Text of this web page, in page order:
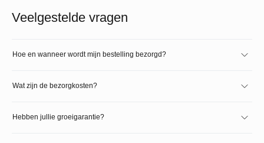
Veelgestelde vragen
Hoe en wanneer wordt mijn bestelling bezorgd?
Wat zijn de bezorgkosten?
Hebben jullie groeigarantie?